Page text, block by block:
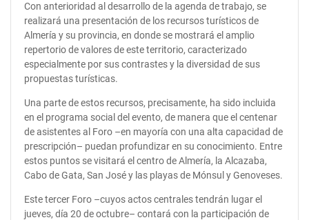
Con anterioridad al desarrollo de la agenda de trabajo, se
realizará una presentación de los recursos turísticos de
Almería y su provincia, en donde se mostrará el amplio
repertorio de valores de este territorio, caracterizado
especialmente por sus contrastes y la diversidad de sus
propuestas turísticas.
Una parte de estos recursos, precisamente, ha sido incluida
en el programa social del evento, de manera que el centenar
de asistentes al Foro –en mayoría con una alta capacidad de
prescripción– puedan profundizar en su conocimiento. Entre
estos puntos se visitará el centro de Almería, la Alcazaba,
Cabo de Gata, San José y las playas de Mónsul y Genoveses.
Este tercer Foro –cuyos actos centrales tendrán lugar el
jueves, día 20 de octubre– contará con la participación de